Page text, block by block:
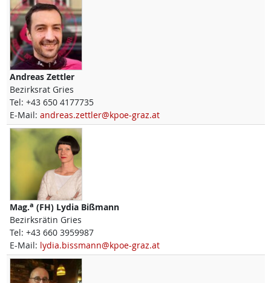
Andreas Zettler
Bezirksrat Gries
Tel: +43 650 4177735
E-Mail: andreas.zettler@kpoe-graz.at
Mag.a (FH) Lydia Bißmann
Bezirksrätin Gries
Tel: +43 660 3959987
E-Mail: lydia.bissmann@kpoe-graz.at